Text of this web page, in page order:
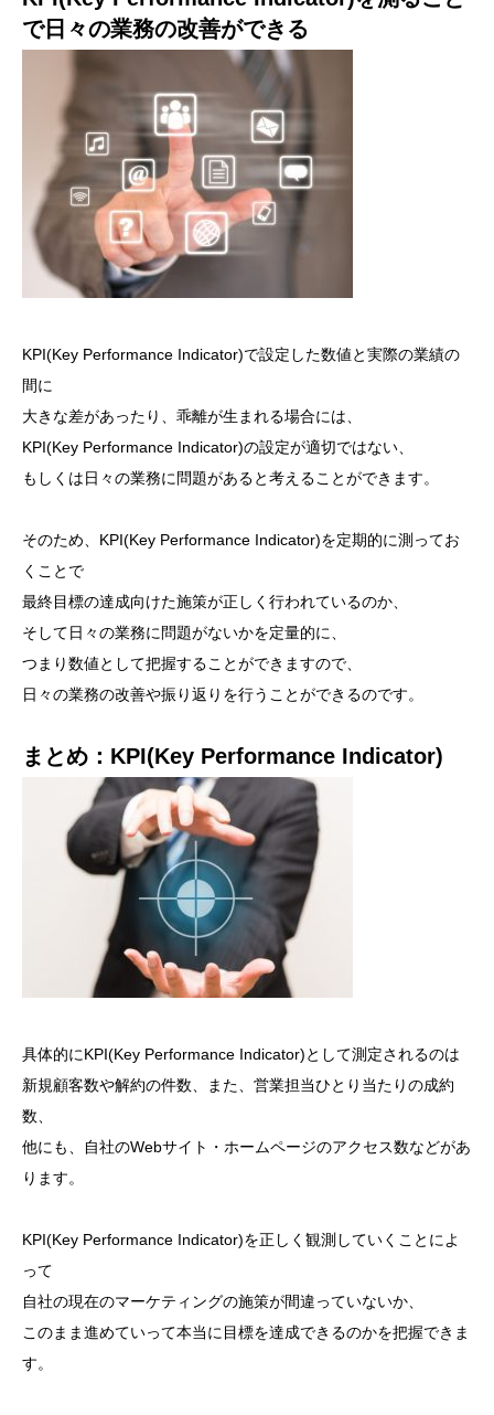
で日々の業務の改善ができる
KPI(Key Performance Indicator)で設定した数値と実際の業績の
間に
大きな差があったり、乖離が生まれる場合には、
KPI(Key Performance Indicator)の設定が適切ではない、
もしくは日々の業務に問題があると考えることができます。
そのため、KPI(Key Performance Indicator)を定期的に測ってお
くことで
最終目標の達成向けた施策が正しく行われているのか、
そして日々の業務に問題がないかを定量的に、
つまり数値として把握することができますので、
日々の業務の改善や振り返りを行うことができるのです。
まとめ：KPI(Key Performance Indicator)
具体的にKPI(Key Performance Indicator)として測定されるのは
新規顧客数や解約の件数、また、営業担当ひとり当たりの成約
数、
他にも、自社のWebサイト・ホームページのアクセス数などがあ
ります。
KPI(Key Performance Indicator)を正しく観測していくことによ
って
自社の現在のマーケティングの施策が間違っていないか、
このまま進めていって本当に目標を達成できるのかを把握できま
す。